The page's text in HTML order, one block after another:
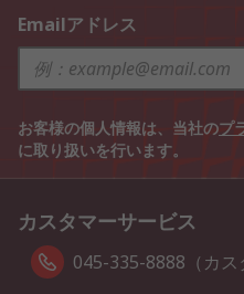
Emailアドレス
お客様の個人情報は、当社のプ
に取り扱いを行います。
カスタマーサービス
045-335-8888（カス